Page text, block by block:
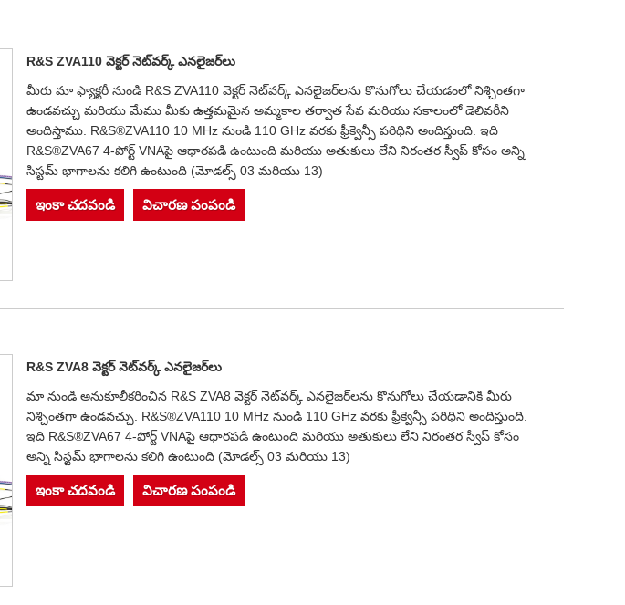
R&S ZVA110 వెక్టర్ నెట్‌వర్క్ ఎనలైజర్‌లు
మీరు మా ఫ్యాక్టరీ నుండి R&S ZVA110 వెక్టర్ నెట్‌వర్క్ ఎనలైజర్‌లను కొనుగోలు చేయడంలో నిశ్చింతగా
ఉండవచ్చు మరియు మేము మీకు ఉత్తమమైన అమ్మకాల తర్వాత సేవ మరియు సకాలంలో డెలివరీని
అందిస్తాము. R&S®ZVA110 10 MHz నుండి 110 GHz వరకు ఫ్రీక్వెన్సీ పరిధిని అందిస్తుంది. ఇది
R&S®ZVA67 4-పోర్ట్ VNAపై ఆధారపడి ఉంటుంది మరియు అతుకులు లేని నిరంతర స్వీప్ కోసం అన్ని
సిస్టమ్ భాగాలను కలిగి ఉంటుంది (మోడల్స్ 03 మరియు 13)
ఇంకా చదవండి విచారణ పంపండి
R&S ZVA8 వెక్టర్ నెట్‌వర్క్ ఎనలైజర్‌లు
మా నుండి అనుకూలీకరించిన R&S ZVA8 వెక్టర్ నెట్‌వర్క్ ఎనలైజర్‌లను కొనుగోలు చేయడానికి మీరు
నిశ్చింతగా ఉండవచ్చు. R&S®ZVA110 10 MHz నుండి 110 GHz వరకు ఫ్రీక్వెన్సీ పరిధిని అందిస్తుంది.
ఇది R&S®ZVA67 4-పోర్ట్ VNAపై ఆధారపడి ఉంటుంది మరియు అతుకులు లేని నిరంతర స్వీప్ కోసం
అన్ని సిస్టమ్ భాగాలను కలిగి ఉంటుంది (మోడల్స్ 03 మరియు 13)
ఇంకా చదవండి విచారణ పంపండి